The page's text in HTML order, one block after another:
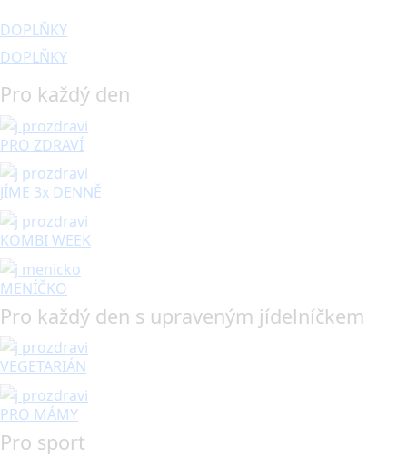
DOPLŇKY
DOPLŇKY
Pro každý den
PRO ZDRAVÍ
JÍME 3x DENNĚ
KOMBI WEEK
MENÍČKO
Pro každý den s upraveným jídelníčkem
VEGETARIÁN
PRO MÁMY
Pro sport